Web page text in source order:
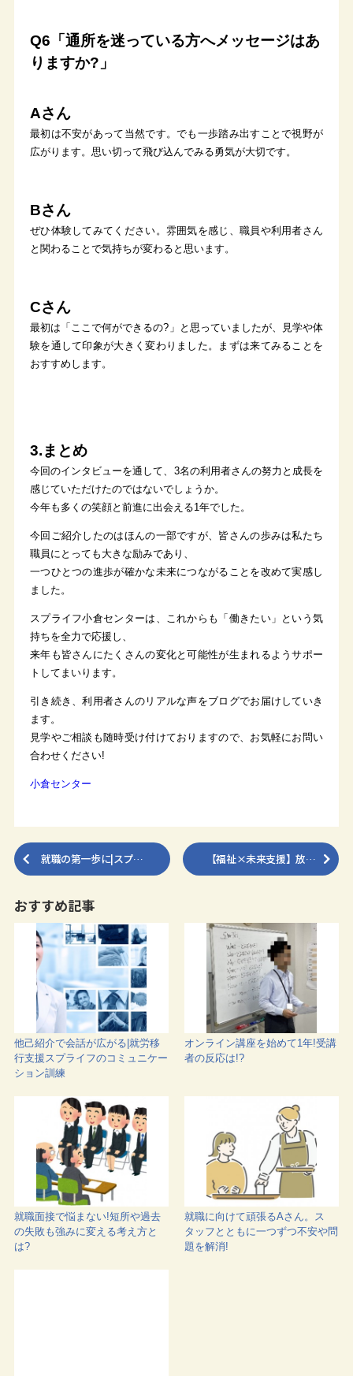
Q6「通所を迷っている方へメッセージはあ
りますか?」
Aさん
最初は不安があって当然です。でも一歩踏み出すことで視野が
広がります。思い切って飛び込んでみる勇気が大切です。
Bさん
ぜひ体験してみてください。雰囲気を感じ、職員や利用者さん
と関わることで気持ちが変わると思います。
Cさん
最初は「ここで何ができるの?」と思っていましたが、見学や体
験を通して印象が大きく変わりました。まずは来てみることを
おすすめします。
3.まとめ
今回のインタビューを通して、3名の利用者さんの努力と成長を
感じていただけたのではないでしょうか。
今年も多くの笑顔と前進に出会える1年でした。
今回ご紹介したのはほんの一部ですが、皆さんの歩みは私たち
職員にとっても大きな励みであり、
一つひとつの進歩が確かな未来につながることを改めて実感し
ました。
スプライフ小倉センターは、これからも「働きたい」という気
持ちを全力で応援し、
来年も皆さんにたくさんの変化と可能性が生まれるようサポー
トしてまいります。
引き続き、利用者さんのリアルな声をブログでお届けしていき
ます。
見学やご相談も随時受け付けておりますので、お気軽にお問い
合わせください!
小倉センター
就職の第一歩に|スプ… 【福祉×未来支援】放…
おすすめ記事
他己紹介で会話が広がる|就労移
行支援スプライフのコミュニケー
ション訓練
オンライン講座を始めて1年!受講
者の反応は!?
就職面接で悩まない!短所や過去
の失敗も強みに変える考え方と
は?
就職に向けて頑張るAさん。ス
タッフとともに一つずつ不安や問
題を解消!